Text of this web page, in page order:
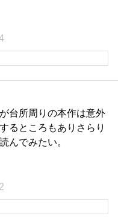
台所周りの本作は意外
るところもありさらり
んでみたい。